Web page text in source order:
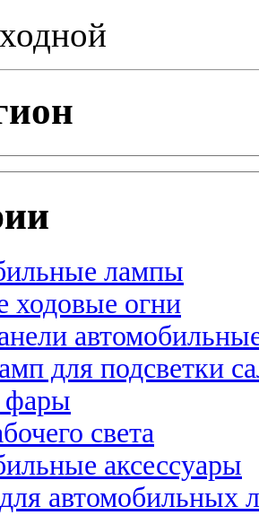
лампы
ходовые огни
для подсветки
фары
света
аксессуары
автомобильных